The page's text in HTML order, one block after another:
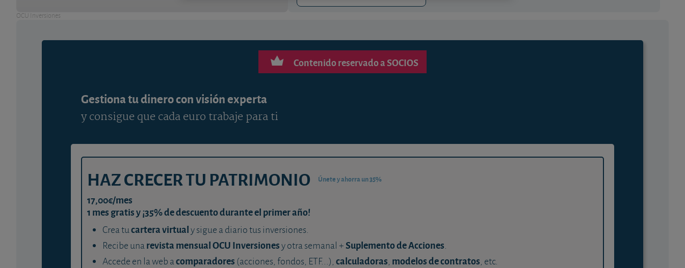
OCU Inversiones
Contenido reservado a SOCIOS
Gestiona tu dinero con visión experta
y consigue que cada euro trabaje para ti
HAZ CRECER TU PATRIMONIO Únete y ahorra un 35%
17,00€/mes
1 mes gratis y ¡35% de descuento durante el primer año!
Crea tucartera virtualy sigue a diario tus inversiones.
Recibe unarevista mensual OCU Inversionesy otra semanal +Suplemento de Acciones.
Accede en la web acomparadores (acciones, fondos, ETF...), calculadoras, modelos de contratos, etc.